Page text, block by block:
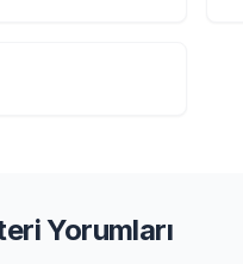
Yorumları